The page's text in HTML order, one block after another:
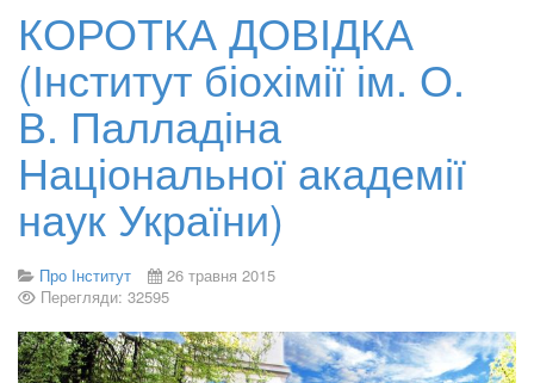
КОРОТКА ДОВІДКА
(Інститут біохімії ім. О.
В. Палладіна
Національної академії
наук України)
Про Інститут
26 травня 2015
Перегляди: 32595